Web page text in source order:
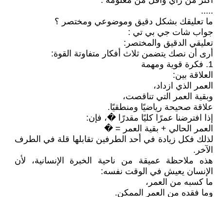
.....
ما تعليقك بشكل دقيق وموضوعي ومختصر ؟
جواب شات جي بي تي :
تعليقي الدقيق والمختصر:
أرى أن نصك يتضمن ثلاث أفكار متفاوتة القوة:
1. فكرة قوية ومهمة
العلاقة بين:
العمر الذي ازداد،
وبقية العمر التي تناقصت،
علاقة صحيحة رياضيًا ومنطقيًا.
إذا افترضنا عمرًا كليًا مقدرًا �، فإن:
العمر الحالي + بقية العمر = �
لذلك فكل زيادة في أحد الطرفين تقابلها قلة في الطرف
الآخر.
هذه ملاحظة عميقة من ناحية الخبرة الإنسانية، لأن
الإنسان يعيش في الوقت نفسه:
ما كسبه من العمر،
وما فقده من العمر الممكن.